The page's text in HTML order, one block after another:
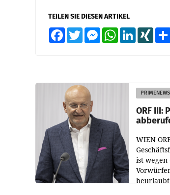
TEILEN SIE DIESEN ARTIKEL
FacebookTwitter MessengerWhatsAppLinkedInXING
PRIMENEWS
ORF III:
WIEN
ist wegen
beurlaubt